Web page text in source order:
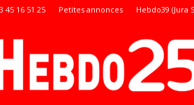
45 16 51 25 Petites annonces Hebdo39 (Jura